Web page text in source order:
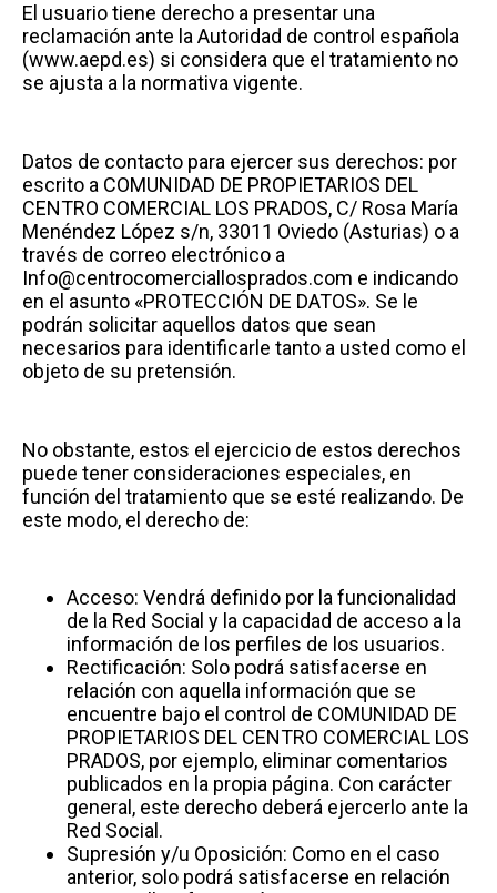
El usuario tiene derecho a presentar una
reclamación ante la Autoridad de control española
(www.aepd.es) si considera que el tratamiento no
se ajusta a la normativa vigente.
Datos de contacto para ejercer sus derechos: por
escrito a COMUNIDAD DE PROPIETARIOS DEL
CENTRO COMERCIAL LOS PRADOS, C/ Rosa María
Menéndez López s/n, 33011 Oviedo (Asturias) o a
través de correo electrónico a
Info@centrocomerciallosprados.com e indicando
en el asunto «PROTECCIÓN DE DATOS». Se le
podrán solicitar aquellos datos que sean
necesarios para identificarle tanto a usted como el
objeto de su pretensión.
No obstante, estos el ejercicio de estos derechos
puede tener consideraciones especiales, en
función del tratamiento que se esté realizando. De
este modo, el derecho de:
Acceso: Vendrá definido por la funcionalidad
de la Red Social y la capacidad de acceso a la
información de los perfiles de los usuarios.
Rectificación: Solo podrá satisfacerse en
relación con aquella información que se
encuentre bajo el control de COMUNIDAD DE
PROPIETARIOS DEL CENTRO COMERCIAL LOS
PRADOS, por ejemplo, eliminar comentarios
publicados en la propia página. Con carácter
general, este derecho deberá ejercerlo ante la
Red Social.
Supresión y/u Oposición: Como en el caso
anterior, solo podrá satisfacerse en relación